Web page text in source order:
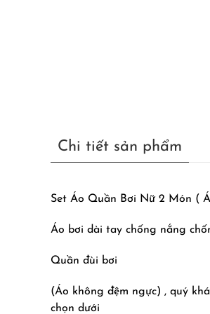
Chi tiết sản phẩm
Set Áo Quần Bơi Nữ 2 Món (
Áo bơi dài tay chống nắng
Quần đùi bơi
(Áo không đệm ngực) , quý
chọn dưới